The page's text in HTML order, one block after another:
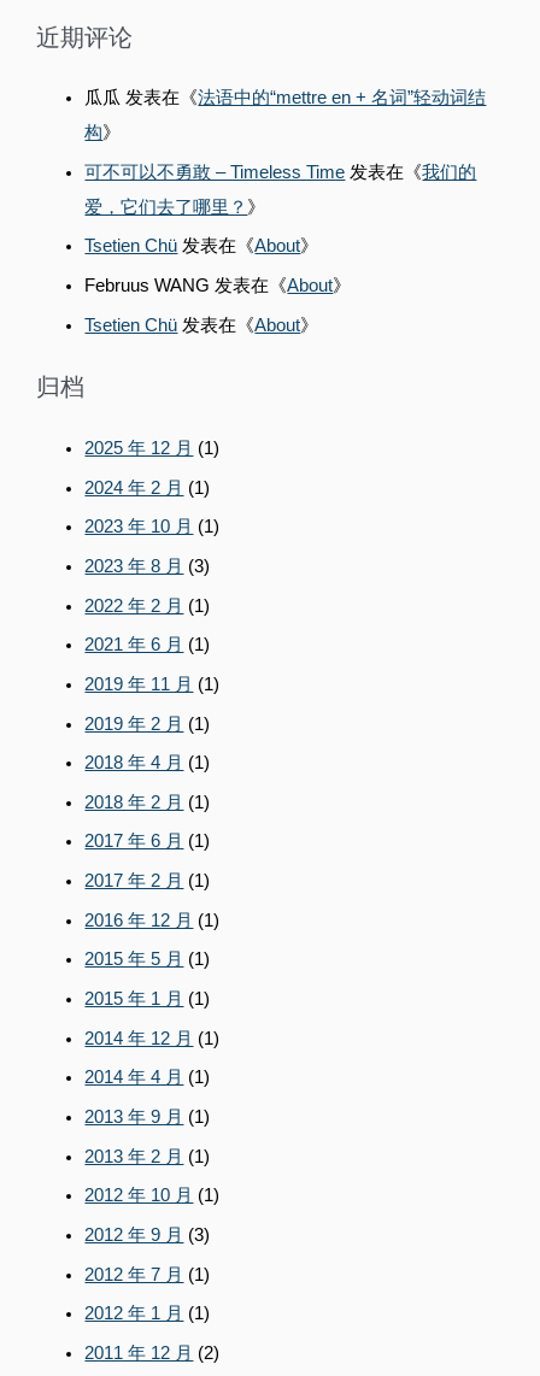
：
近期评论
瓜瓜 发表在《法语中的“mettre en + 名词”轻动词结
构》
可不可以不勇敢 – Timeless Time 发表在《我们的
爱，它们去了哪里？ 》
Tsetien Chü 发表在《About》
Februus WANG 发表在《About》
Tsetien Chü 发表在《About》
归档
2025 年 12 月 (1)
2024 年 2 月 (1)
2023 年 10 月 (1)
2023 年 8 月 (3)
2022 年 2 月 (1)
2021 年 6 月 (1)
2019 年 11 月 (1)
2019 年 2 月 (1)
2018 年 4 月 (1)
2018 年 2 月 (1)
2017 年 6 月 (1)
2017 年 2 月 (1)
2016 年 12 月 (1)
2015 年 5 月 (1)
2015 年 1 月 (1)
2014 年 12 月 (1)
2014 年 4 月 (1)
2013 年 9 月 (1)
2013 年 2 月 (1)
2012 年 10 月 (1)
2012 年 9 月 (3)
2012 年 7 月 (1)
2012 年 1 月 (1)
2011 年 12 月 (2)